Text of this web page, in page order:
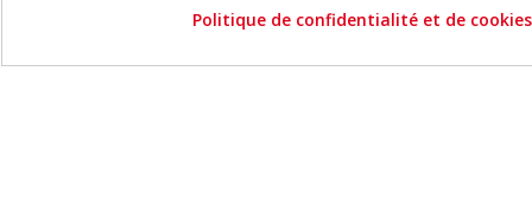
Politique de confidentialité et de cookies